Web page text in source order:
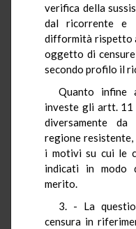
verifica della
dal ricorrente e
difformità rispetto
oggetto di
secondo profilo il
Quanto infine
investe gli artt. 11
diversamente
regione
i motivi su cui le
indicati in modo
merito.
3. - La
censura in